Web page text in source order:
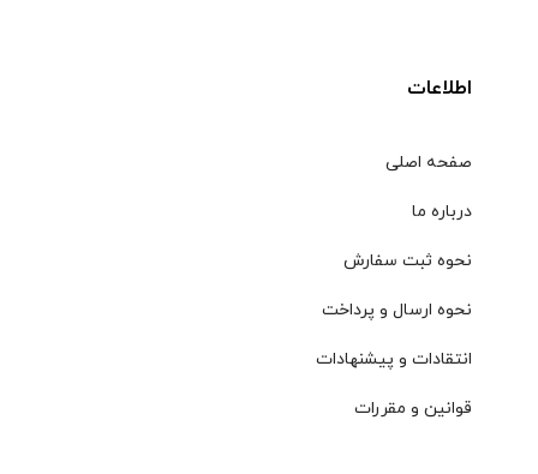
اطلاعات
صفحه اصلی
درباره ما
نحوه ثبت سفارش
نحوه ارسال و پرداخت
انتقادات و پیشنهادات
قوانین و مقررات